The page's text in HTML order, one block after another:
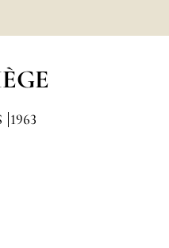
1963